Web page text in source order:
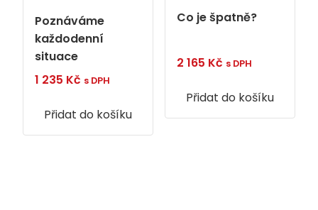
Poznáváme
každodenní
situace
1 235 Kč s DPH
Přidat do košíku
Co je špatně?
2 165 Kč s DPH
Přidat do košíku